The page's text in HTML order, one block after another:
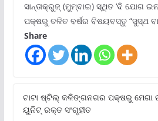
ସାନ୍ତାକ୍ରୁଜ୍ (ମୁମ୍ବାଇ) ସ୍ଥିତ ‘ଦି ଯୋଗ
ପକ୍ଷରୁ ଚଳିତ ବର୍ଷର ବିଷୟବସ୍ତୁ “ସୁସ୍ଥ
Share
ଟାଟା ଷ୍ଟିଲ୍‌ କଳିଙ୍ଗନଗର ପକ୍ଷରୁ ମେଗା
ୟୁନିଟ୍‌ ରକ୍ତ ସଂଗୃହୀତ